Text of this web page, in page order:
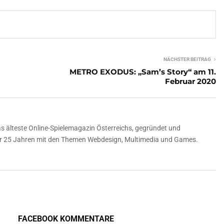
NÄCHSTER BEITRAG
METRO EXODUS: „Sam’s Story“ am 11.
Februar 2020
älteste Online-Spielemagazin Österreichs, gegründet und
Jahren mit den Themen Webdesign, Multimedia und Games.
FACEBOOK KOMMENTARE